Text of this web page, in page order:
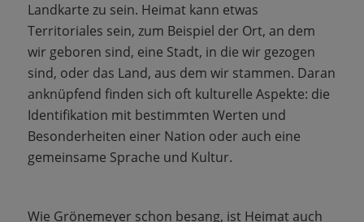
Landkarte zu sein. Heimat kann etwas
Territoriales sein, zum Beispiel der Ort, an dem
wir geboren sind, eine Stadt, in die wir gezogen
sind, oder das Land, aus dem wir stammen. Daran
anknüpfend finden sich oft kulturelle Aspekte: die
Identifikation mit bestimmten Werten und
Besonderheiten einer Nation oder auch eine
gemeinsame Sprache und Kultur.
Wie Grönemeyer schon besang, ist Heimat auch